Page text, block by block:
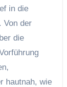
in die
Von der
die
hautnah, wie